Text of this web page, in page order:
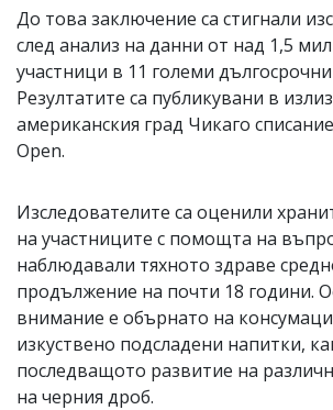
коментар,
сигнализирайте
ни!
До това заключение са стигнали
след анализ на данни от над 1,5
участници в 11 големи
Резултатите са публикувани в
американския град Чикаго
Open.
Изследователите са оценили
на участниците с помощта на
наблюдавали тяхното здраве
продължение на почти 18 години.
внимание е обърнато на
изкуствено подсладени напитки,
последващото развитие на
на черния дроб.